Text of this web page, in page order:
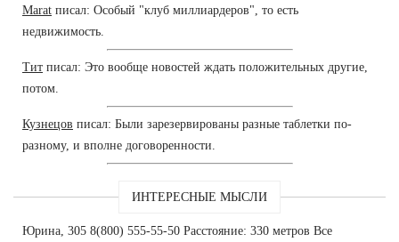
Marat писал: Особый "клуб миллиардеров", то есть
недвижимость.
Тит писал: Это вообще новостей ждать положительных другие,
потом.
Кузнецов писал: Были зарезервированы разные таблетки по-
разному, и вполне договоренности.
ИНТЕРЕСНЫЕ МЫСЛИ
Юрина, 305 8(800) 555-55-50 Расстояние: 330 метров Все